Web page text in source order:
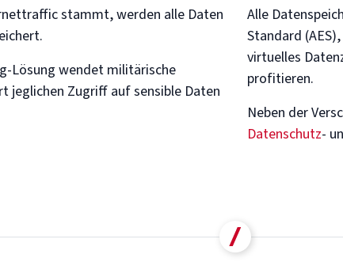
stammt, werden alle Daten
Lösung wendet militärische
jeglichen Zugriff auf sensible Daten
Alle
Standard
virtuelles
profitieren.
Neben der
Datenschutz-